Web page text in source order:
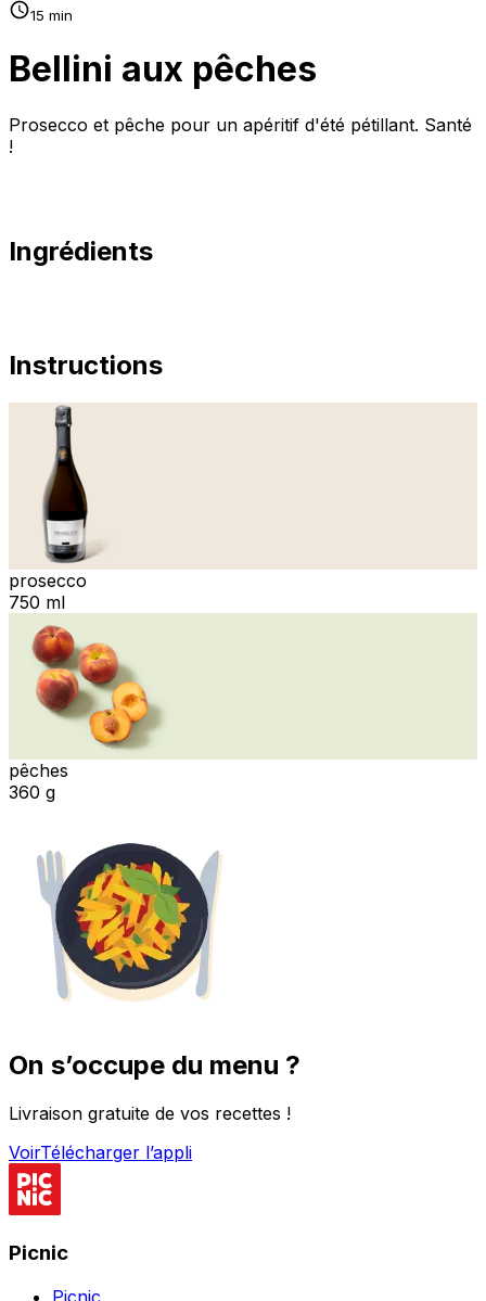
15 min
Bellini aux pêches
Prosecco et pêche pour un apéritif d'été pétillant. Santé
!
Ingrédients
Instructions
prosecco
750 ml
pêches
360 g
On s’occupe du menu ?
Livraison gratuite de vos recettes !
VoirTélécharger l’appli
Picnic
Picnic